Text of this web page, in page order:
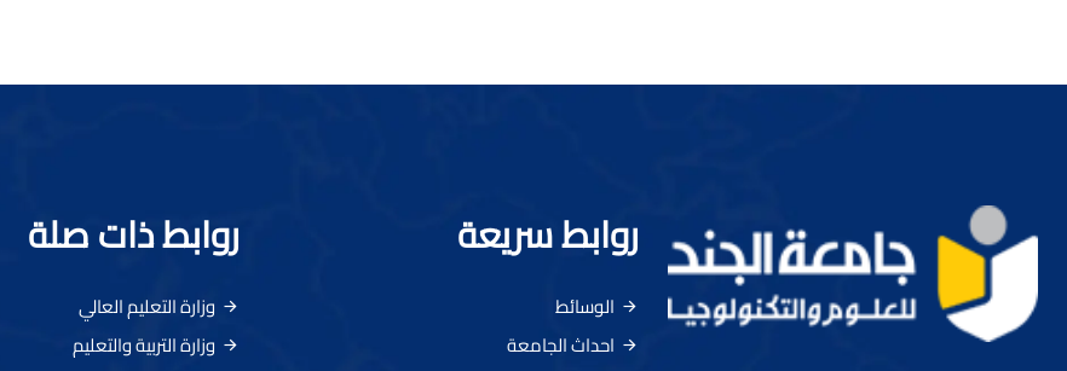
روابط سريعة
الوسائط
احداث الجامعة
روابط ذات صلة
وزارة التعليم العالي
وزارة التربية والتعليم